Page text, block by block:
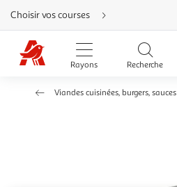
Aller
directement
au
contenu
Aller
directement
Aller
Choisir vos courses
Rayons Recherche
Viandes cuisinées, burgers, sauces